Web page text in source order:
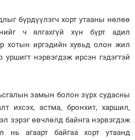
бүрдүүлэгч хорт утааны нөлөө
ч ялгахгүй хүн бүрт адил
хотын иргэдийн хувьд олон жил
нэрвэгдэж ирсэн гэдэгтэй
замын болон зүрх судасны
ихсэх, астма, бронхит, харшил,
зэрэг өвчлөлд байнга нэрвэгдэж
нь агаарт байгаа хорт утаанд